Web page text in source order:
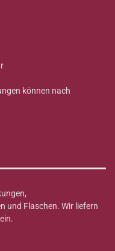
können nach
und Flaschen. Wir liefern